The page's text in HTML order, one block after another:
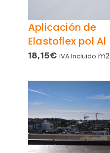
Aplicación de
Elastoflex pol Al
18,15€ IVA Incluido m2